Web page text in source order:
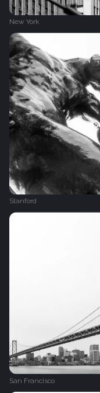
New York
Stanford
San Francisco